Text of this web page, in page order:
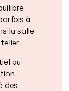
à
la salle
au
des